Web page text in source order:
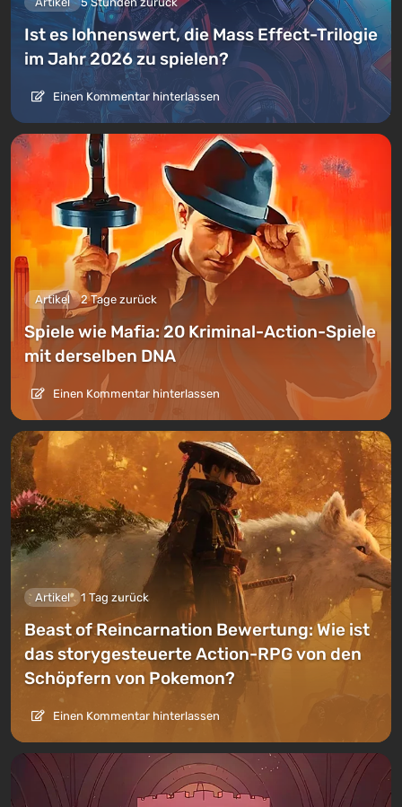
Ist es lohnenswert, die Mass Effect-Trilogie
im Jahr 2026 zu spielen?
Einen Kommentar hinterlassen
Artikel 2 Tage zurück
Spiele wie Mafia: 20 Kriminal-Action-Spiele
mit derselben DNA
Einen Kommentar hinterlassen
Artikel 1 Tag zurück
Beast of Reincarnation Bewertung: Wie ist
das storygesteuerte Action-RPG von den
Schöpfern von Pokemon?
Einen Kommentar hinterlassen